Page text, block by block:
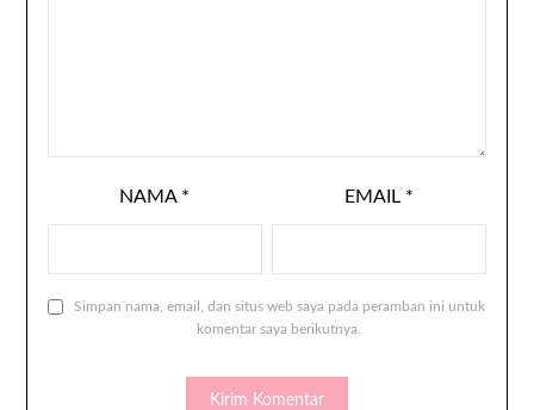
NAMA * EMAIL *
Simpan nama, email, dan situs web saya pada peramban ini untuk
komentar saya berikutnya.